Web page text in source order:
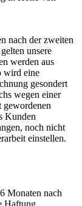
nach der zweiten
unsere
werden aus
wird eine
gesondert
wegen einer
gewordenen
Kunden
noch nicht
einstellen.
Monaten nach
Haftung